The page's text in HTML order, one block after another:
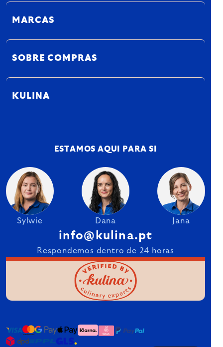
MARCAS
SOBRE COMPRAS
KULINA
ESTAMOS AQUI PARA SI
Sylwie Dana Jana
info@kulina.pt
Respondemos dentro de 24 horas